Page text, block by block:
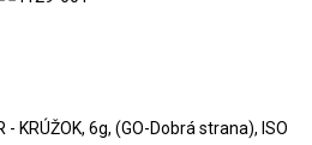
- KRÚŽOK, 6g, (GO-Dobrá strana), ISO